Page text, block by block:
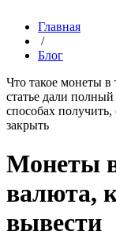
Главная
/
Блог
Что такое монеты
статье дали
способах получить,
закрыть
Монеты
валюта,
вывести